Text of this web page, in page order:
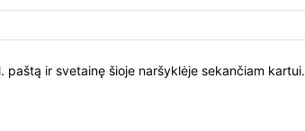
paštą ir svetainę šioje naršyklėje sekančiam kartui.